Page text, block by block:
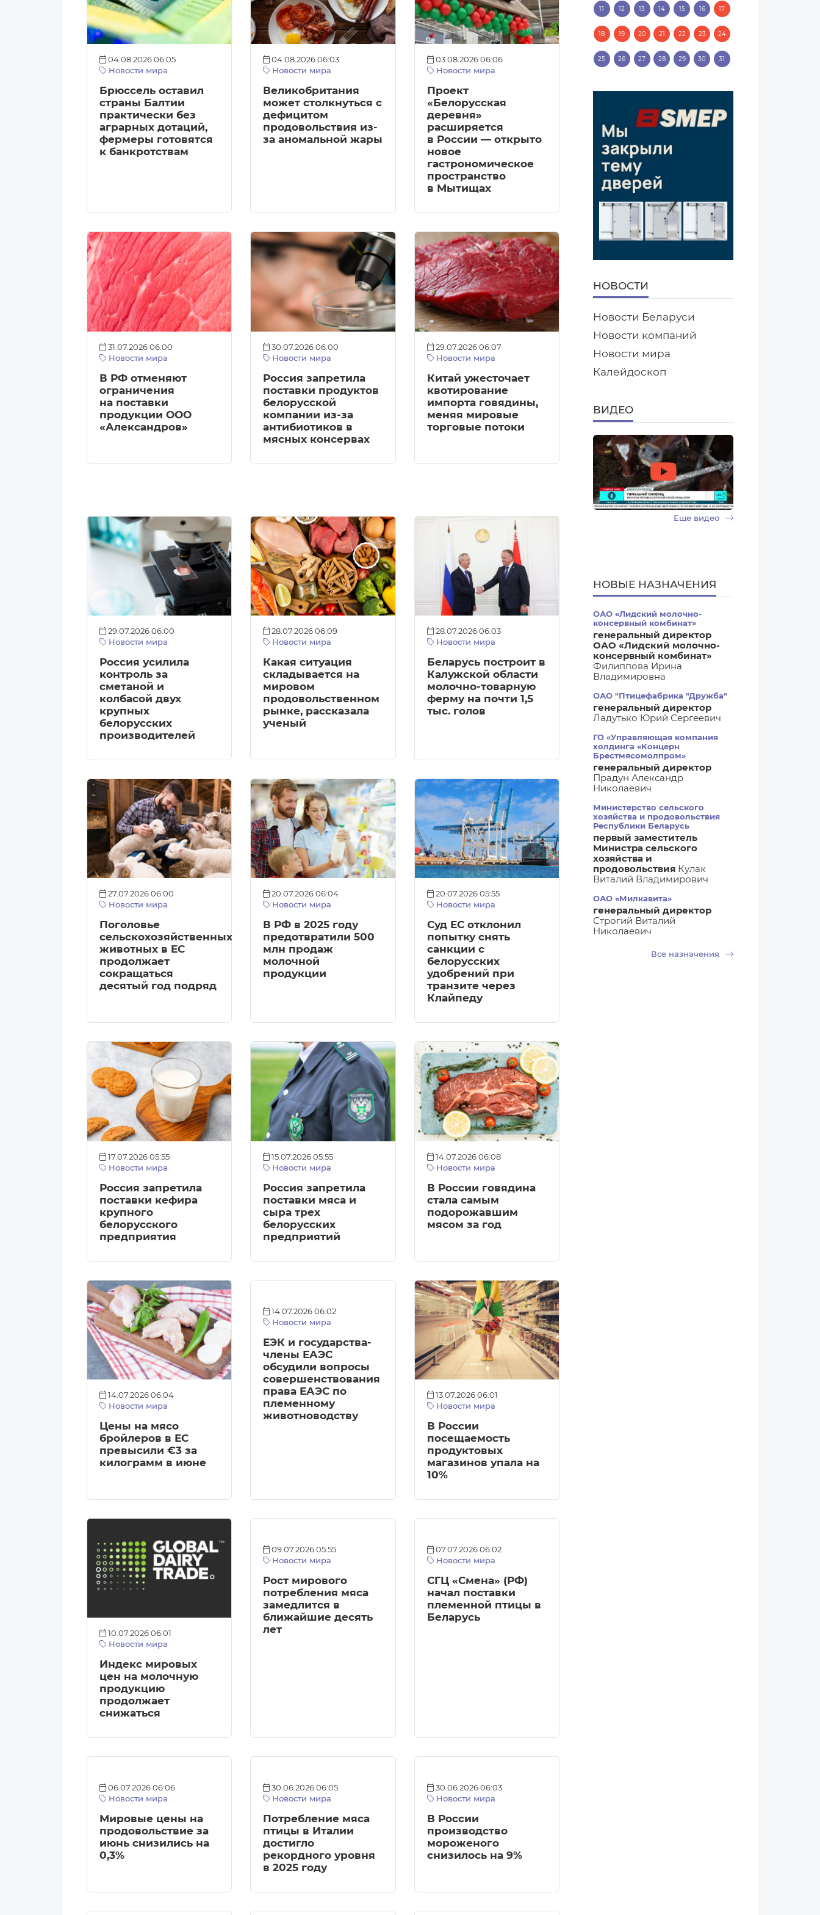
04.08.2026 06:05
Новости мира
Брюссель оставил
страны Балтии
практически без
аграрных дотаций,
фермеры готовятся
к банкротствам
04.08.2026 06:03
Новости мира
Великобритания
может столкнуться с
дефицитом
продовольствия из-
за аномальной жары
03.08.2026 06:06
Новости мира
Проект
«Белорусская
деревня»
расширяется
в России — открыто
новое
гастрономическое
пространство
в Мытищах
31.07.2026 06:00
Новости мира
В РФ отменяют
ограничения
на поставки
продукции ООО
«Александров»
30.07.2026 06:00
Новости мира
Россия запретила
поставки продуктов
белорусской
компании из-за
антибиотиков в
мясных консервах
29.07.2026 06:07
Новости мира
Китай ужесточает
квотирование
импорта говядины,
меняя мировые
торговые потоки
29.07.2026 06:00
Новости мира
Россия усилила
контроль за
сметаной и
колбасой двух
крупных
белорусских
производителей
28.07.2026 06:09
Новости мира
Какая ситуация
складывается на
мировом
продовольственном
рынке, рассказала
ученый
28.07.2026 06:03
Новости мира
Беларусь построит в
Калужской области
молочно-товарную
ферму на почти 1,5
тыс. голов
27.07.2026 06:00
Новости мира
Поголовье
сельскохозяйственных
животных в ЕС
продолжает
сокращаться
десятый год подряд
20.07.2026 06:04
Новости мира
В РФ в 2025 году
предотвратили 500
млн продаж
молочной
продукции
20.07.2026 05:55
Новости мира
Суд ЕС отклонил
попытку снять
санкции с
белорусских
удобрений при
транзите через
Клайпеду
17.07.2026 05:55
Новости мира
Россия запретила
поставки кефира
крупного
белорусского
предприятия
15.07.2026 05:55
Новости мира
Россия запретила
поставки мяса и
сыра трех
белорусских
предприятий
14.07.2026 06:08
Новости мира
В России говядина
стала самым
подорожавшим
мясом за год
14.07.2026 06:04
Новости мира
Цены на мясо
бройлеров в ЕС
превысили €3 за
килограмм в июне
14.07.2026 06:02
Новости мира
ЕЭК и государства-
члены ЕАЭС
обсудили вопросы
совершенствования
права ЕАЭС по
племенному
животноводству
13.07.2026 06:01
Новости мира
В России
посещаемость
продуктовых
магазинов упала на
10%
10.07.2026 06:01
Новости мира
Индекс мировых
цен на молочную
продукцию
продолжает
снижаться
09.07.2026 05:55
Новости мира
Рост мирового
потребления мяса
замедлится в
ближайшие десять
лет
07.07.2026 06:02
Новости мира
СГЦ «Смена» (РФ)
начал поставки
племенной птицы в
Беларусь
06.07.2026 06:06
Новости мира
Мировые цены на
продовольствие за
июнь снизились на
0,3%
30.06.2026 06:05
Новости мира
Потребление мяса
птицы в Италии
достигло
рекордного уровня
в 2025 году
30.06.2026 06:03
Новости мира
В России
производство
мороженого
снизилось на 9%
11 12 13 14 15 16 17
18 19 20 21 22 23 24
25 26 27 28 29 30 31
НОВОСТИ
Новости Беларуси
Новости компаний
Новости мира
Калейдоскоп
ВИДЕО
Еще видео
НОВЫЕ НАЗНАЧЕНИЯ
ОАО «Лидский молочно-
консервный комбинат»
генеральный директор
ОАО «Лидский молочно-
консервный комбинат»
Филиппова Ирина
Владимировна
ОАО "Птицефабрика "Дружба"
генеральный директор
Ладутько Юрий Сергеевич
ГО «Управляющая компания
холдинга «Концерн
Брестмясомолпром»
генеральный директор
Прадун Александр
Николаевич
Министерство сельского
хозяйства и продовольствия
Республики Беларусь
первый заместитель
Министра сельского
хозяйства и
продовольствия Кулак
Виталий Владимирович
ОАО «Милкавита»
генеральный директор
Строгий Виталий
Николаевич
Все назначения